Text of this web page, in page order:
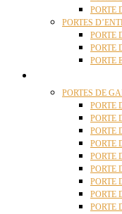
PORTE
PORTES
PORTE
PORTE
PORTE
PORTES DE
PORTE
PORTE
PORTE
PORTE
PORTE
PORTE
PORTE
PORTE
PORTE